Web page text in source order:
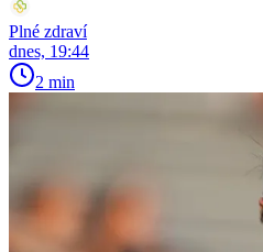
Plné zdraví
dnes, 19:44
2 min